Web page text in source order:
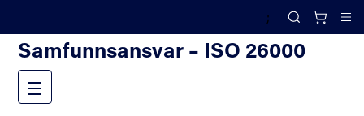
;
Search
Samfunnsansvar – ISO 26000